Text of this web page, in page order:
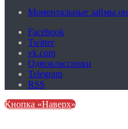
Моментальные займы
Facebook
Twitter
vk.com
Одноклассники
Telegram
RSS
Кнопка «Наверх»